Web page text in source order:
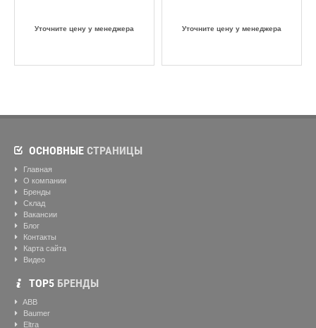
Уточните цену у менеджера Уточните цену у менеджера
ОСНОВНЫЕ СТРАНИЦЫ
Главная
О компании
Бренды
Склад
Вакансии
Блог
Контакты
Карта сайта
Видео
ТОР5 БРЕНДЫ
ABB
Baumer
Eltra